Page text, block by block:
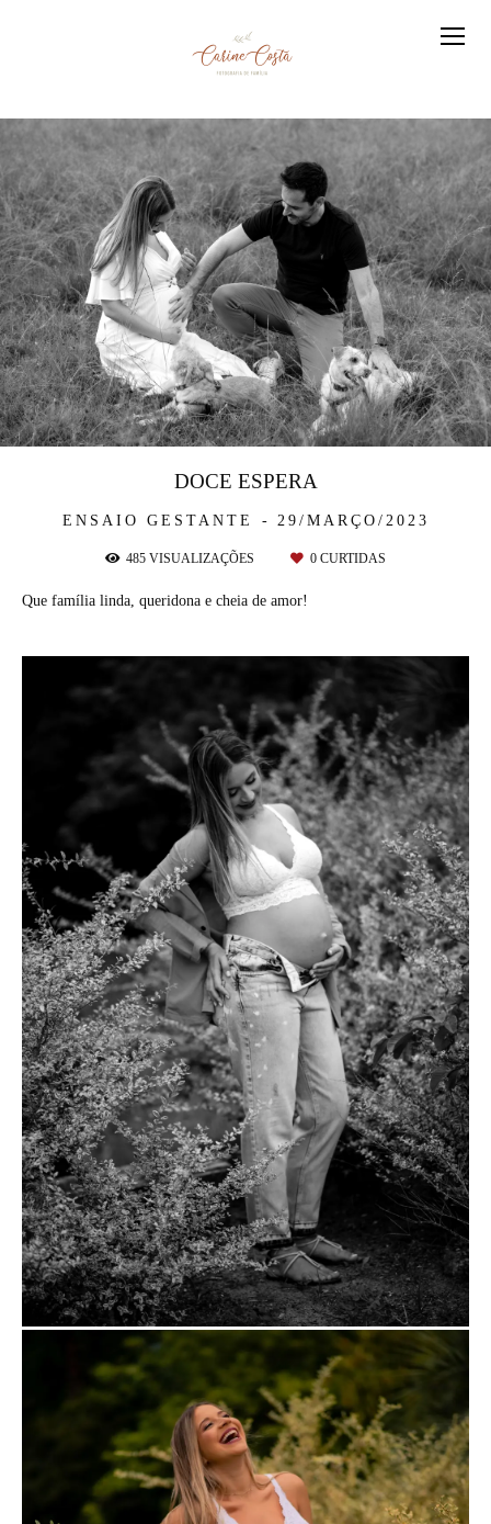
ENSAIO GESTANTE 29/MARÇO/2023
DOCE ESPERA
485 VISUALIZAÇÕES 0 CURTIDAS
Que família linda, queridona e cheia de amor!